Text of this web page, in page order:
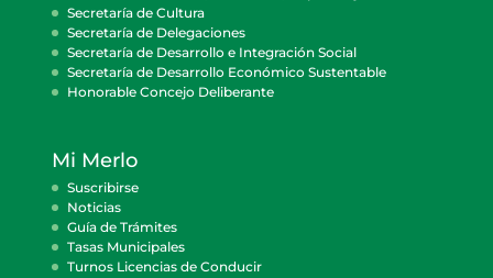
Secretaría de Cultura
Secretaría de Delegaciones
Secretaría de Desarrollo e Integración Social
Secretaría de Desarrollo Económico Sustentable
Honorable Concejo Deliberante
Mi Merlo
Suscribirse
Noticias
Guía de Trámites
Tasas Municipales
Turnos Licencias de Conducir